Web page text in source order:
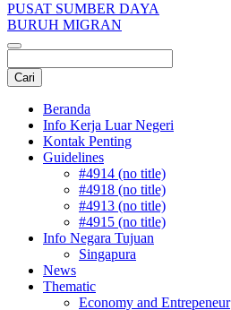
PUSAT SUMBER DAYA
BURUH MIGRAN
Beranda
Info Kerja Luar Negeri
Kontak Penting
Guidelines
#4914 (no title)
#4918 (no title)
#4913 (no title)
#4915 (no title)
Info Negara Tujuan
Singapura
News
Thematic
Economy and Entrepeneur